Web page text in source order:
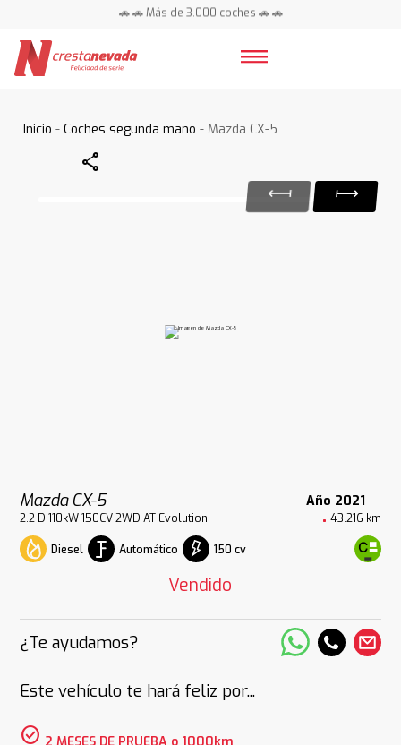
🚗 🚗 Más de 3.000 coches 🚗 🚗
Inicio -Coches segunda mano - Mazda CX-5
Share
Mazda CX-5 Año 2021
2.2 D 110kW 150CV 2WD AT Evolution 43.216 km
Diesel Automático 150 cv
Vendido
¿Te ayudamos?
Este vehículo te hará feliz por...
check_circle